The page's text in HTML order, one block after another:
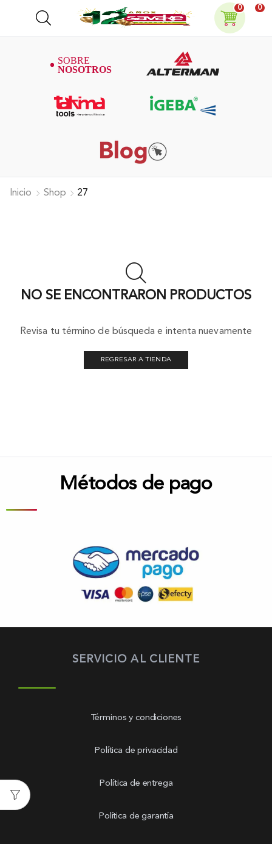
0 0
Inicio Shop 27
NO SE ENCONTRARON PRODUCTOS
Revisa tu término de búsqueda e intenta nuevamente
REGRESAR A TIENDA
Métodos de pago
SERVICIO AL CLIENTE
Términos y condiciones
Política de privacidad
Política de entrega
Política de garantía